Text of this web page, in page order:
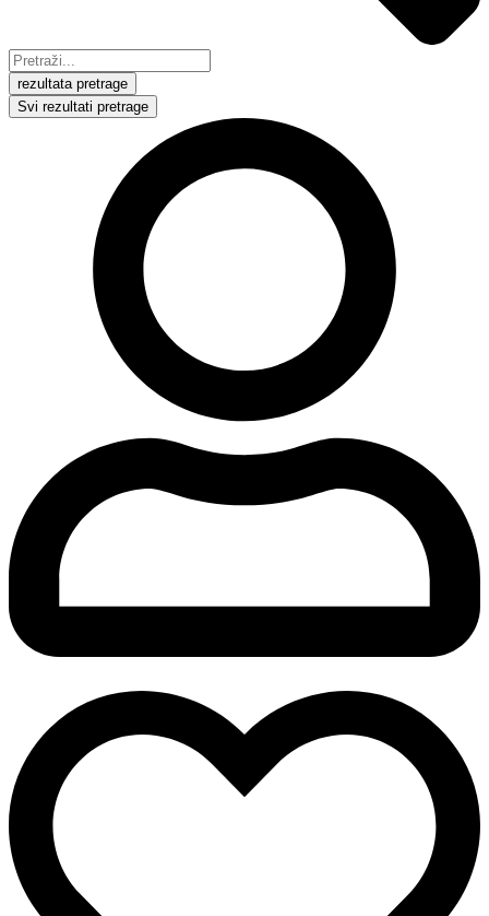
rezultata pretrage
Svi rezultati pretrage